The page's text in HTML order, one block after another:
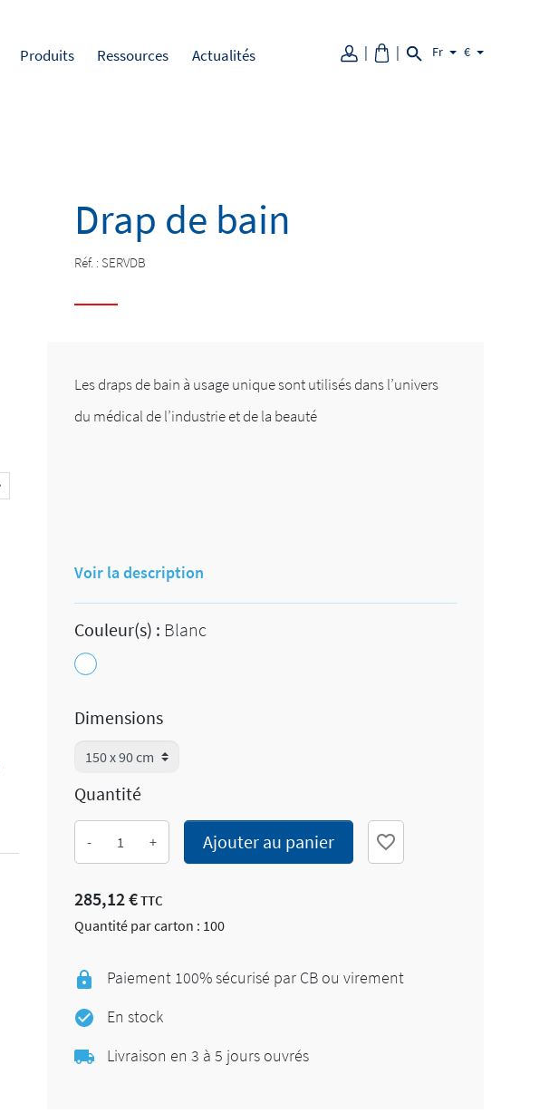
Produits Ressources Actualités Fr €
Drap de bain
Réf. : SERVDB
Les draps de bain à usage unique sont utilisés dans l’univers
du médical de l’industrie et de la beauté
Voir la description
Couleur(s) : Blanc
Blanc
Dimensions
Quantité
- + Ajouter au panier favorite_border
285,12 €TTC
Quantité par carton : 100
Paiement 100% sécurisé par CB ou virement
En stock
Livraison en 3 à 5 jours ouvrés